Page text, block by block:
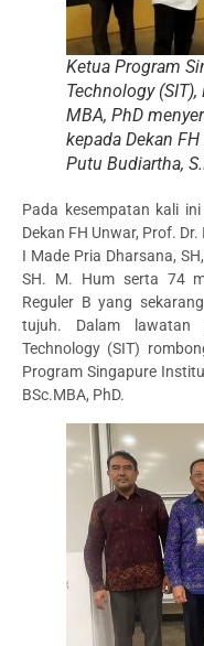
Ketua Program
Technology (SIT),
MBA, PhD
kepada Dekan
Putu Budiartha,
Pada kesempatan kali
Dekan FH Unwar, Prof.
I Made Pria Dharsana,
SH. M. Hum serta 74
Reguler B yang
tujuh. Dalam lawatan
Technology (SIT)
Program Singapure
BSc.MBA, PhD.